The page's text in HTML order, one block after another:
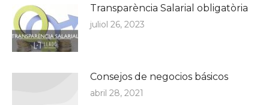
Transparència Salarial obligatòria
juliol 26, 2023
Consejos de negocios básicos
abril 28, 2021